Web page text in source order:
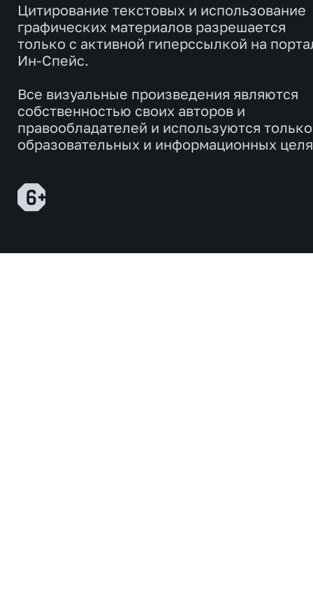
Цитирование текстовых и использование
графических материалов разрешается
только с активной гиперссылкой на
Ин-Спейс.
Все визуальные произведения являются
собственностью своих авторов и
правообладателей и используются
образовательных и информационных